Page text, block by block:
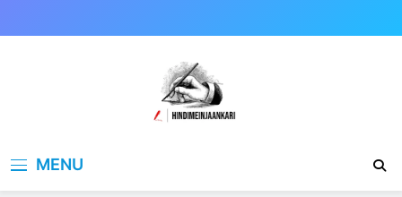
to
MENU